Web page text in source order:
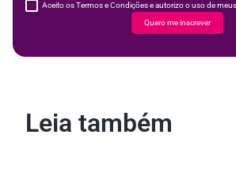
Aceito os Termos e Condições e autorizo o uso de
Quero me inscrever
Leia também